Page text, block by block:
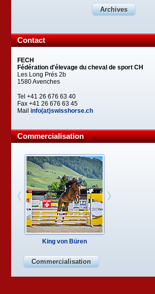
Archives
Contact
FECH
Fédération d'élevage du cheval de sport CH
Les Long Prés 2b
1580 Avenches
Tel +41 26 676 63 40
Fax +41 26 676 63 45
Mailinfo(at)swisshorse.ch
Commercialisation
King von Büren
Commercialisation